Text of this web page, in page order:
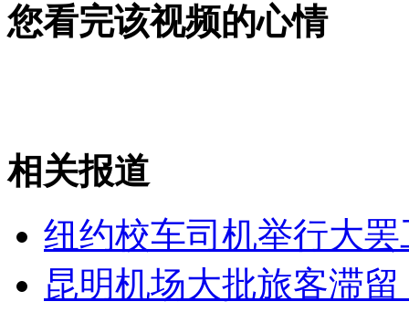
深圳警方查获250万元涉嫌走私洋酒
山西运城恶犬咬伤多人 警民合力深夜将其击毙
您看完该视频的心情
相关报道
纽约校车司机举行大
昆明机场大批旅客滞